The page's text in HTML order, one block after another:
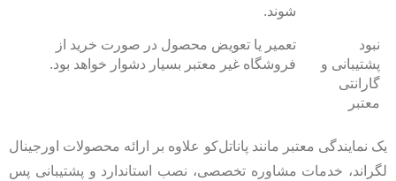
شوند.
نبود
پشتیبانی و
گارانتی
معتبر
تعمیر یا تعویض محصول در صورت خرید از
فروشگاه غیر معتبر بسیار دشوار خواهد بود.
یک نمایندگی معتبر مانند پاناتل‌کو علاوه بر ارائه محصولات اورجینال
لگراند، خدمات مشاوره تخصصی، نصب استاندارد و پشتیبانی پس